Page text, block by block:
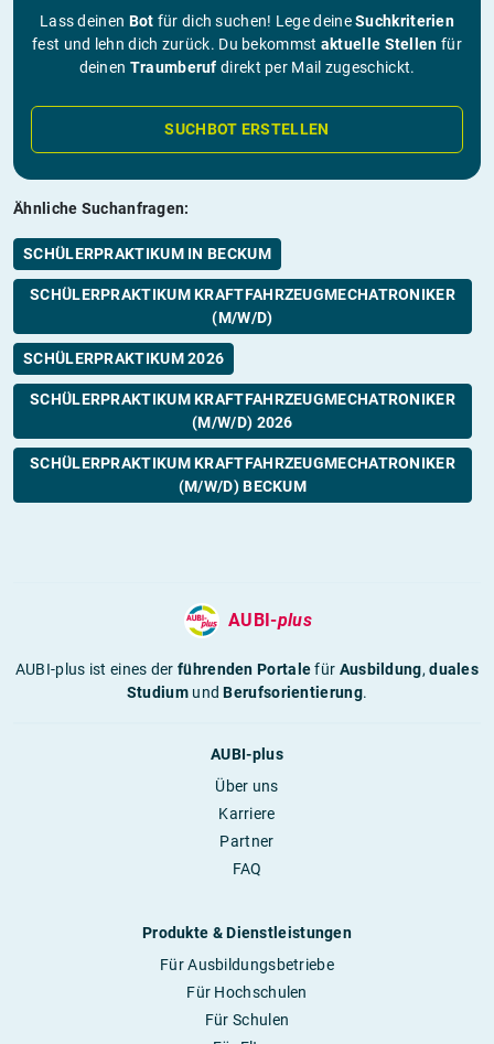
Lass deinen Bot für dich suchen! Lege deineSuchkriterien
fest und lehn dich zurück. Du bekommst aktuelle Stellen für
deinen Traumberuf direkt per Mail zugeschickt.
SUCHBOT ERSTELLEN
Ähnliche Suchanfragen:
SCHÜLERPRAKTIKUM IN BECKUM
SCHÜLERPRAKTIKUM KRAFTFAHRZEUGMECHATRONIKER
(M/W/D)
SCHÜLERPRAKTIKUM 2026
SCHÜLERPRAKTIKUM KRAFTFAHRZEUGMECHATRONIKER
(M/W/D) 2026
SCHÜLERPRAKTIKUM KRAFTFAHRZEUGMECHATRONIKER
(M/W/D) BECKUM
AUBI-plus
AUBI-plus ist eines derführenden Portalefür Ausbildung,duales
StudiumundBerufsorientierung.
AUBI-plus
Über uns
Karriere
Partner
FAQ
Produkte & Dienstleistungen
Für Ausbildungsbetriebe
Für Hochschulen
Für Schulen